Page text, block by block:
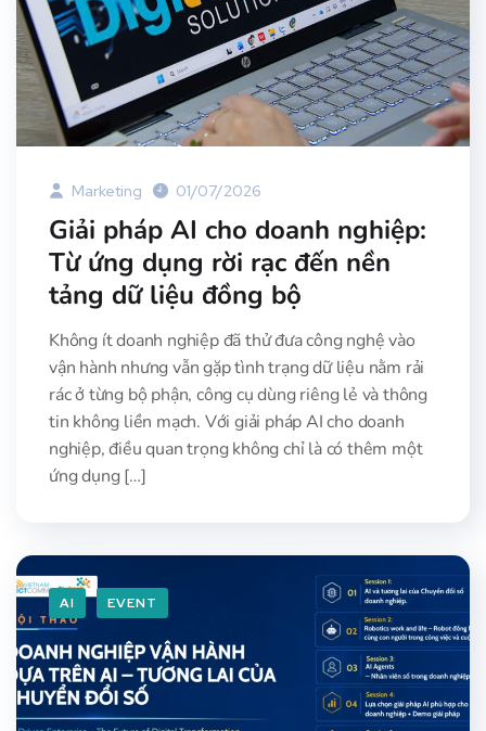
Marketing 01/07/2026
Giải pháp AI cho doanh nghiệp:
Từ ứng dụng rời rạc đến nền
tảng dữ liệu đồng bộ
Không ít doanh nghiệp đã thử đưa công nghệ vào
vận hành nhưng vẫn gặp tình trạng dữ liệu nằm rải
rác ở từng bộ phận, công cụ dùng riêng lẻ và thông
tin không liền mạch. Với giải pháp AI cho doanh
nghiệp, điều quan trọng không chỉ là có thêm một
ứng dụng […]
AI EVENT